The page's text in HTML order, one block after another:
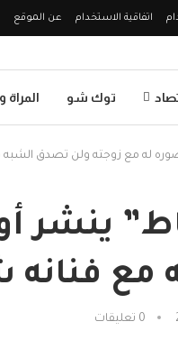
اتفاقية الاستخدام عن الموقع
توك شو
له مع زوجته ولن تصدق
ينشر
مع فنانه
0 تعليقات